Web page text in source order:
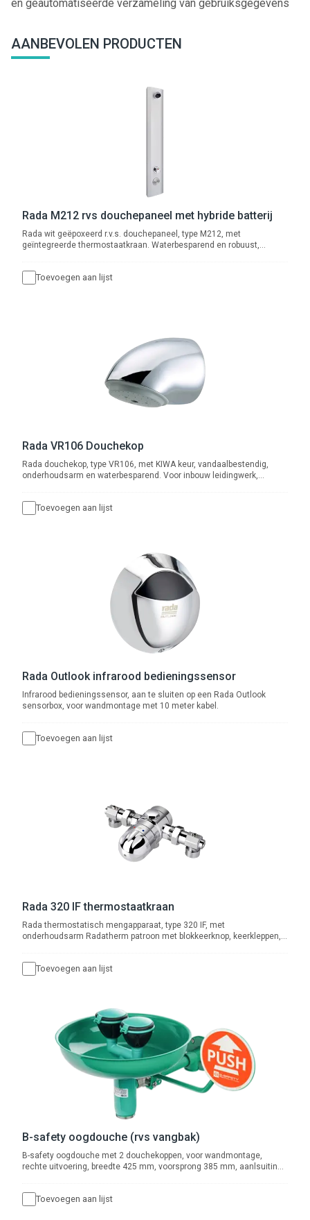
en geautomatiseerde verzameling van gebruiksgegevens
AANBEVOLEN PRODUCTEN
Rada M212 rvs douchepaneel met hybride batterij
Rada wit geëpoxeerd r.v.s. douchepaneel, type M212, met
geïntegreerde thermostaatkraan. Waterbesparend en robuust,
geïntegreerde HEC batterij met levensduur van minimaal 10 jaar. Met
Toevoegen aan lijst
Rada VR106 Douchekop
Rada douchekop, type VR106, met KIWA keur, vandaalbestendig,
onderhoudsarm en waterbesparend. Voor inbouw leidingwerk,
Toevoegen aan lijst
Rada Outlook infrarood bedieningssensor
Infrarood bedieningssensor, aan te sluiten op een Rada Outlook
sensorbox, voor wandmontage met 10 meter kabel.
Toevoegen aan lijst
Rada 320 IF thermostaatkraan
Rada thermostatisch mengapparaat, type 320 IF, met
onderhoudsarm Radatherm patroon met blokkeerknop, keerkleppen,
Toevoegen aan lijst
B-safety oogdouche (rvs vangbak)
B-safety oogdouche met 2 douchekoppen, voor wandmontage,
rechte uitvoering, breedte 425 mm, voorsprong 385 mm, aanlsuiting
Toevoegen aan lijst